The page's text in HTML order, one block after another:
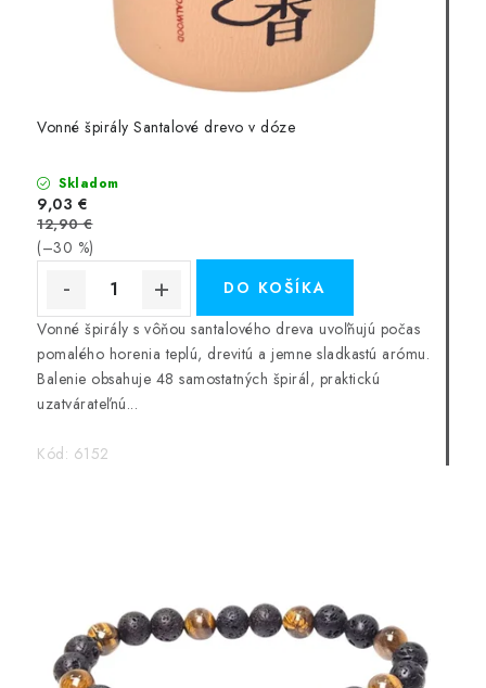
Vonné špirály Santalové drevo v dóze
Skladom
9,03 €
12,90 €
(–30 %)
DO KOŠÍKA
Vonné špirály s vôňou santalového dreva uvoľňujú počas
pomalého horenia teplú, drevitú a jemne sladkastú arómu.
Balenie obsahuje 48 samostatných špirál, praktickú
uzatvárateľnú...
Kód: 6152